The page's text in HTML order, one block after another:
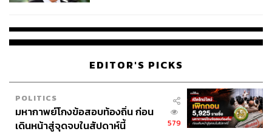
EDITOR'S PICKS
POLITICS
มหากาพย์โกงข้อสอบท้องถิ่น ก่อน
เดินหน้าสู่จุดจบในสัปดาห์นี้
579